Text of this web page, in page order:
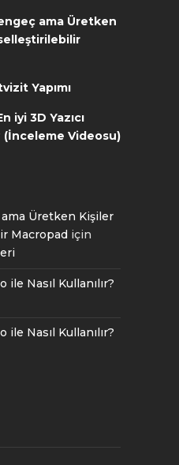
ama Üretken
Yapımı
iyi 3D Yazıcı
(İnceleme Videosu)
Üretken Kişiler
Macropad için
Nasıl Kullanılır?
Nasıl Kullanılır?